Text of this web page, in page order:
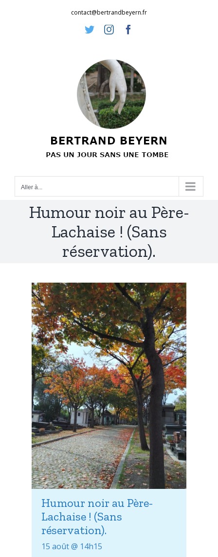
contact@bertrandbeyern.fr
TwitterInstagram
Aller à...
Humour noir au Père-
Lachaise ! (Sans
réservation).
Humour noir au Père-
Lachaise ! (Sans
réservation).
15 août @ 14h15